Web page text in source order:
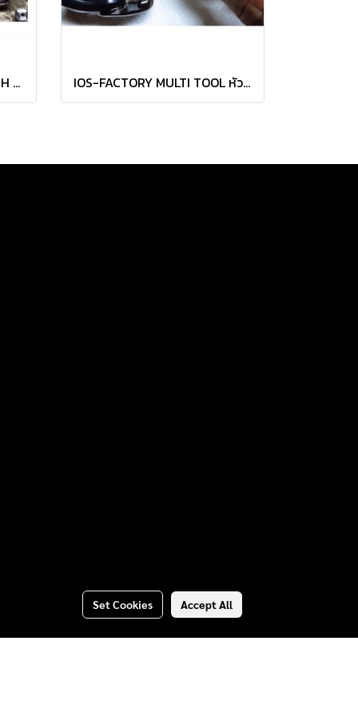
IOS-FACTORY DISK WRENCH PRO ตัวถอดฝาข้าง Daiwa LT 1000-4000 IOS-FACTORY MULTI TOOL หัวไขแกนไดว่าและแขนกว้านอาบู
Set Cookies Accept All